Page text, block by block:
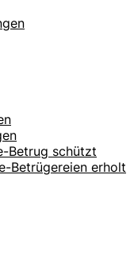
Betrug schützt
Betrügereien erholt